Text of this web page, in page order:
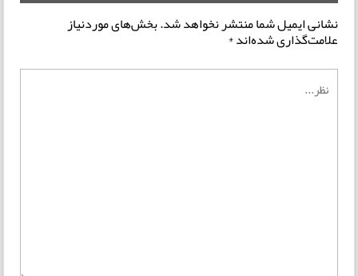
نشانی ایمیل شما منتشر نخواهد شد.بخش‌های موردنیاز
علامت‌گذاری شده‌اند*